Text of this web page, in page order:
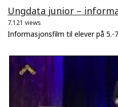
Ungdata junior –
7.121 views
Informasjonsfilm til elever på 5.-